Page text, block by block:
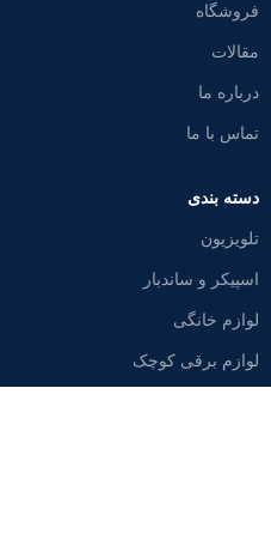
فروشگاه
مقالات
درباره ما
تماس با ما
دسته بندی
تلویزیون
اسپیکر و ساندبار
لوازم خانگی
لوازم برقی کوچک